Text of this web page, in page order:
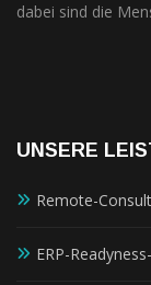
dabei sind die
UNSERE
Remote-
ERP-